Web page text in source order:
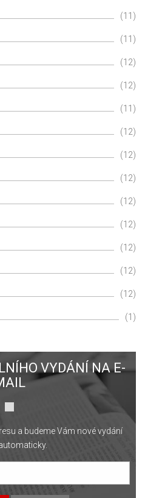
(11)
(11)
(12)
(12)
(11)
(12)
(12)
(12)
(12)
(12)
(12)
(12)
(12)
(1)
VYDÁNÍ NA E-
a budeme Vám nové vydání